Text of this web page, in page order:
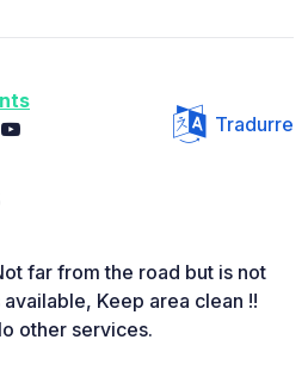
Tradurre
far from the road but is not
Keep area clean !!
other services.